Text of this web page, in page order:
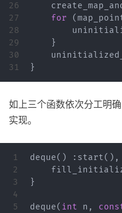
26
27
28
29
30
for
(
}
}
如上三个函数依次分工明
实现。
1
2
3
4
5
deque() : start(),
}
deque( int n ,